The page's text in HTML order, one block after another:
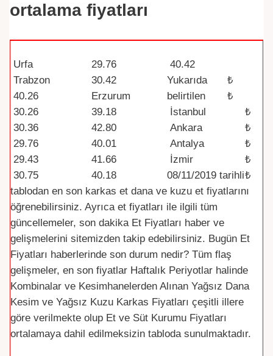
ortalama fiyatları
Urfa 29.76
40.42
₺
Trabzon
30.42
40.26
₺
Erzurum
30.26
39.18 ₺
İstanbul
30.36
42.80 ₺
Ankara
29.76
40.01 ₺
Antalya
29.43
41.66 ₺
İzmir
30.75
40.18 ₺
Yukarıda
belirtilen
08/11/2019tarihli
tablodan en son karkas et dana ve kuzu et fiyatlarını
öğrenebilirsiniz. Ayrıca et fiyatları ile ilgili tüm
güncellemeler, son dakika Et Fiyatları haber ve
gelişmelerini sitemizden takip edebilirsiniz. Bugün Et
Fiyatları haberlerinde son durum nedir? Tüm flaş
gelişmeler, en son fiyatlar Haftalık Periyotlar halinde
Kombinalar ve Kesimhanelerden Alınan Yağsız Dana
Kesim ve Yağsız Kuzu Karkas Fiyatları çeşitli illere
göre verilmekte olup Et ve Süt Kurumu Fiyatları
ortalamaya dahil edilmeksizin tabloda sunulmaktadır.